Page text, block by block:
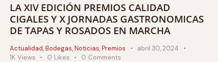
LA XIV EDICIÓN PREMIOS CALIDAD
CIGALES Y X JORNADAS GASTRONOMICAS
DE TAPAS Y ROSADOS EN MARCHA
Actualidad,Bodegas,Noticias,Premios
abril 30, 2024
1K Views 0 Likes 0 Comments